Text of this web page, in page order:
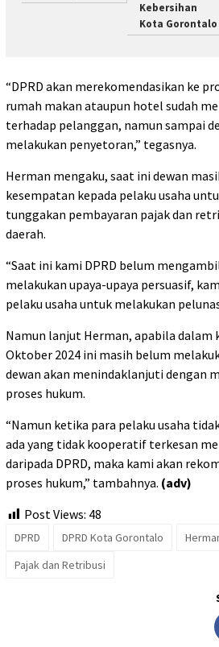
Kebersihan
Kota Gorontalo
“DPRD akan merekomendasikan ke
rumah makan ataupun hotel sudah
terhadap pelanggan, namun sampai
melakukan penyetoran,” tegasnya.
Herman mengaku, saat ini dewan
kesempatan kepada pelaku usaha
tunggakan pembayaran pajak dan
daerah.
“Saat ini kami DPRD belum
melakukan upaya-upaya persuasif,
pelaku usaha untuk melakukan
Namun lanjut Herman, apabila dalam
Oktober 2024 ini masih belum
dewan akan menindaklanjuti dengan
proses hukum.
“Namun ketika para pelaku usaha
ada yang tidak kooperatif terkesan
daripada DPRD, maka kami akan
proses hukum,” tambahnya. (adv)
Post Views: 48
DPRD DPRD Kota Gorontalo
Pajak dan Retribusi